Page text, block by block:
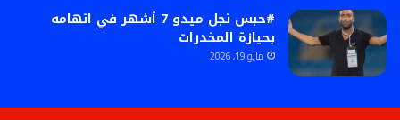
#حبس نجل ميدو 7 أشهر في اتهامه
بحيازة المخدرات
مايو 19, 2026